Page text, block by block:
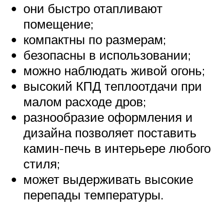
они быстро отапливают
помещение;
компактны по размерам;
безопасны в использовании;
можно наблюдать живой огонь;
высокий КПД теплоотдачи при
малом расходе дров;
разнообразие оформления и
дизайна позволяет поставить
камин-печь в интерьере любого
стиля;
может выдерживать высокие
перепады температуры.